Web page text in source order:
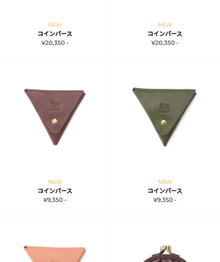
NEW
コインパース
¥20,350 -
NEW
コインパース
¥20,350 -
NEW
コインパース
¥9,350 -
NEW
コインパース
¥9,350 -